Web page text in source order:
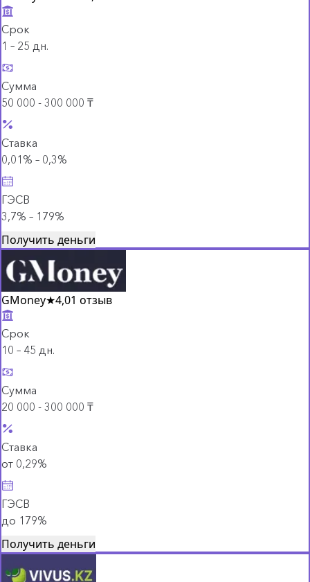
Срок
1 – 25 дн.
Сумма
50 000 - 300 000 ₸
Ставка
0,01% – 0,3%
ГЭСВ
3,7% – 179%
Получить деньги
GMoney★4,01 отзыв
Срок
10 – 45 дн.
Сумма
20 000 - 300 000 ₸
Ставка
от 0,29%
ГЭСВ
до 179%
Получить деньги